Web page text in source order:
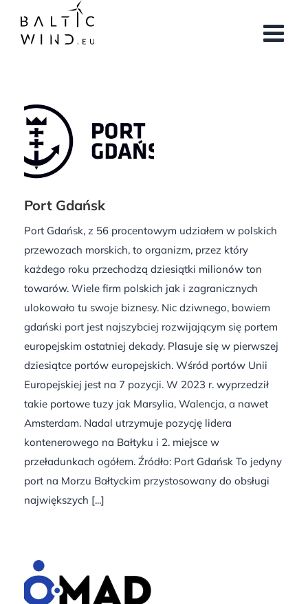
zawartości
Port Gdańsk
Port Gdańsk, z 56 procentowym udziałem w polskich
przewozach morskich, to organizm, przez który
każdego roku przechodzą dziesiątki milionów ton
towarów. Wiele firm polskich jak i zagranicznych
ulokowało tu swoje biznesy. Nic dziwnego, bowiem
gdański port jest najszybciej rozwijającym się portem
europejskim ostatniej dekady. Plasuje się w pierwszej
dziesiątce portów europejskich. Wśród portów Unii
Europejskiej jest na 7 pozycji. W 2023 r. wyprzedził
takie portowe tuzy jak Marsylia, Walencja, a nawet
Amsterdam. Nadal utrzymuje pozycję lidera
kontenerowego na Bałtyku i 2. miejsce w
przeładunkach ogółem. Źródło: Port Gdańsk To jedyny
port na Morzu Bałtyckim przystosowany do obsługi
największych [...]